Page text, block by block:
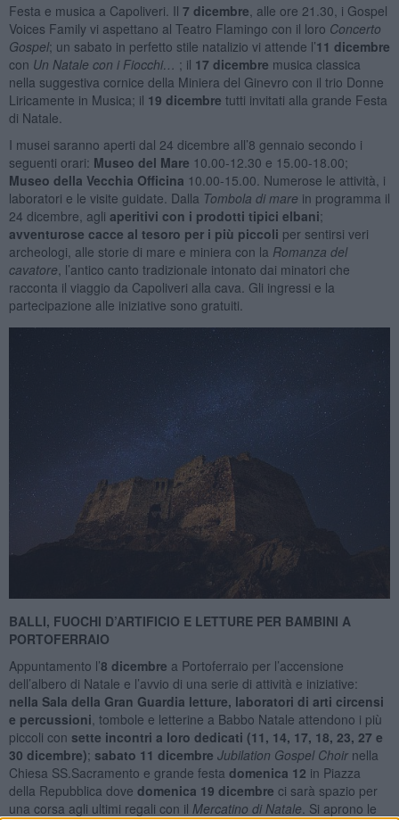
Festa e musica a Capoliveri. Il 7 dicembre , alle ore 21.30, i Gospel
Voices Family vi aspettano al Teatro Flamingo con il loro Concerto
Gospel; un sabato in perfetto stile natalizio vi attende l’11 dicembre
con Un Natale con i Fiocchi… ; il 17 dicembre musica classica
nella suggestiva cornice della Miniera del Ginevro con il trio Donne
Liricamente in Musica; il 19 dicembre tutti invitati alla grande Festa
di Natale.
I musei saranno aperti dal 24 dicembre all’8 gennaio secondo i
seguenti orari: Museo del Mare 10.00-12.30 e 15.00-18.00;
Museo della Vecchia Officina 10.00-15.00. Numerose le attività, i
laboratori e le visite guidate. Dalla Tombola di mare in programma il
24 dicembre, agli aperitivi con i prodotti tipici elbani;
avventurose cacce al tesoro per i più piccoli per sentirsi veri
archeologi, alle storie di mare e miniera con la Romanza del
cavatore , l’antico canto tradizionale intonato dai minatori che
racconta il viaggio da Capoliveri alla cava. Gli ingressi e la
partecipazione alle iniziative sono gratuiti.
BALLI, FUOCHI D’ARTIFICIO E LETTURE PER BAMBINI A
PORTOFERRAIO
Appuntamento l’8 dicembre a Portoferraio per l’accensione
dell’albero di Natale e l’avvio di una serie di attività e iniziative:
nella Sala della Gran Guardia letture, laboratori di arti circensi
e percussioni, tombole e letterine a Babbo Natale attendono i più
piccoli con sette incontri a loro dedicati (11, 14, 17, 18, 23, 27 e
30 dicembre); sabato 11 dicembre Jubilation Gospel Choir nella
Chiesa SS.Sacramento e grande festa domenica 12 in Piazza
della Repubblica dove domenica 19 dicembre ci sarà spazio per
una corsa agli ultimi regali con il Mercatino di Natale. Si aprono le